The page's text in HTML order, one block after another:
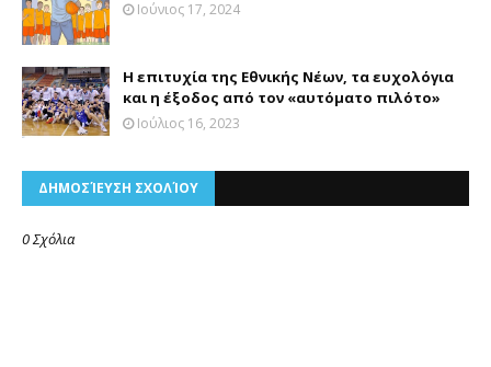
Ιούνιος 17, 2024
Η επιτυχία της Εθνικής Νέων, τα ευχολόγια
και η έξοδος από τον «αυτόματο πιλότο»
Ιούλιος 16, 2023
ΔΗΜΟΣΊΕΥΣΗ ΣΧΟΛΊΟΥ
0 Σχόλια